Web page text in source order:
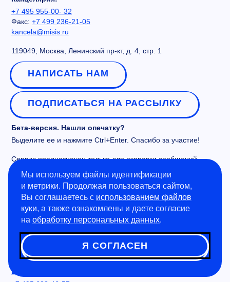
+7 495 955-00- 32
Факс: +7 499 236-21-05
kancela@misis.ru
119049, Москва, Ленинский пр-кт, д. 4, стр. 1
НАПИСАТЬ НАМ
ПОДПИСАТЬСЯ НА РАССЫЛКУ
Бета-версия. Нашли опечатку?
Выделите ее и нажмите Ctrl+Enter. Спасибо за участие!
Сервис предназначен только для отправки сообщений
об орфографических и пунктуационных ошибках.
Приемная комиссия:
+7 499 649-44-80
vopros@misis.ru
Admission Issues:
welcome@misis.ru
Центр коммерциализации технологий
Мы используем файлы идентификации
и метрики. Продолжая пользоваться сайтом,
Вы соглашаетесь с использованием файлов
куки, а также ознакомлены и даете согласие
на обработку персональных данных.
Я СОГЛАСЕН